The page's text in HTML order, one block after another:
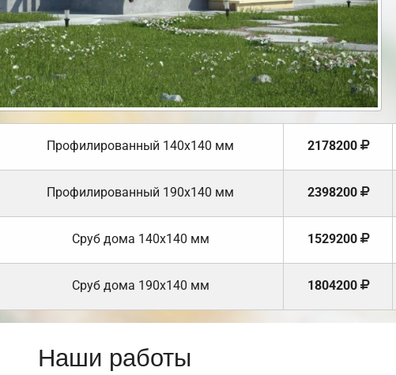
Профилированный 140х140 мм 2178200
Профилированный 190х140 мм 2398200
Cруб дома 140х140 мм 1529200
Cруб дома 190х140 мм 1804200
Наши работы